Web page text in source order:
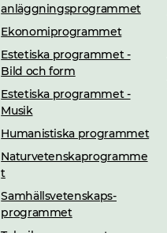
anläggningsprogrammet
Ekonomiprogrammet
Estetiska programmet -
Bild och form
Estetiska programmet -
Musik
Humanistiska programmet
Naturvetenskaprogramme
t
Samhällsvetenskaps­
programmet